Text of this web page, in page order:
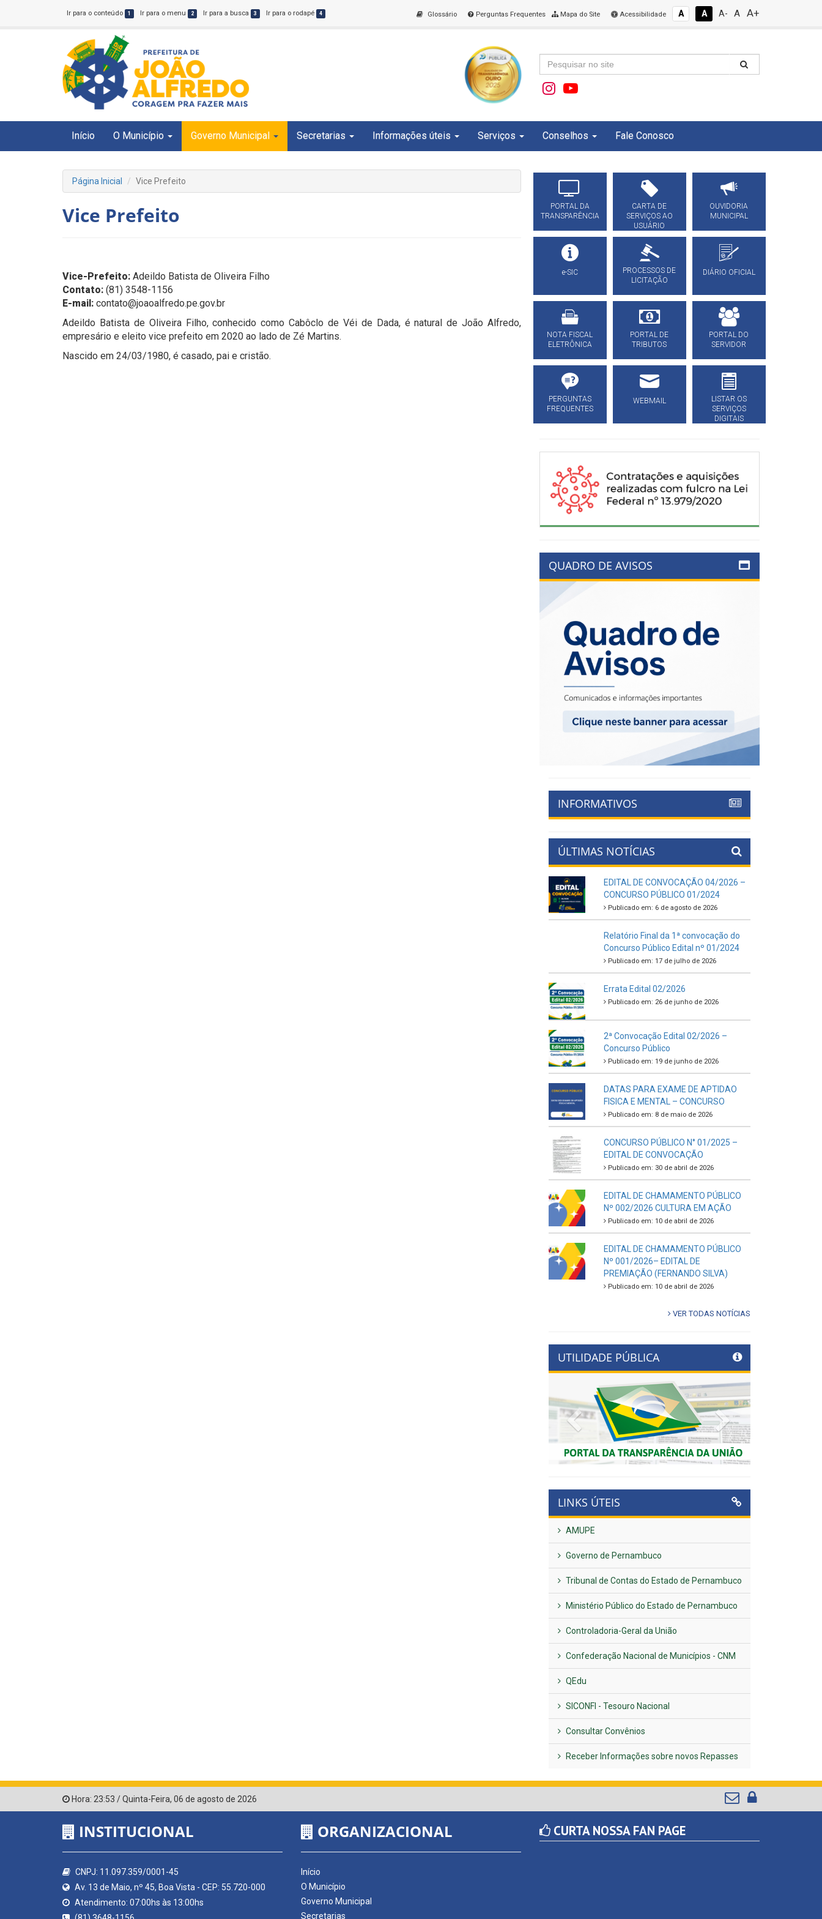
Ir para o conteúdo 1 Ir para o menu 2 Ir para a busca 3 Ir para o rodapé 4 Glossário Perguntas Frequentes Mapa do Site Acessibilidade A A A- A A+
Início O Município Governo Municipal Secretarias Informações úteis Serviços Conselhos Fale Conosco
Página Inicial Vice Prefeito
Vice Prefeito
Vice-Prefeito: Adeildo Batista de Oliveira Filho
Contato: (81) 3548-1156
E-mail: contato@joaoalfredo.pe.gov.br
Adeildo Batista de Oliveira Filho, conhecido como Cabôclo de Véi de Dada, é natural de João Alfredo,
empresário e eleito vice prefeito em 2020 ao lado de Zé Martins.
Nascido em 24/03/1980, é casado, pai e cristão.
PORTAL DA
TRANSPARÊNCIA
CARTA DE
SERVIÇOS AO
USUÁRIO
OUVIDORIA
MUNICIPAL
e-SIC
PROCESSOS DE
LICITAÇÃO
DIÁRIO OFICIAL
NOTA FISCAL
ELETRÔNICA
PORTAL DE
TRIBUTOS
PORTAL DO
SERVIDOR
PERGUNTAS
FREQUENTES
WEBMAIL
LISTAR OS
SERVIÇOS
DIGITAIS
QUADRO DE AVISOS
INFORMATIVOS
ÚLTIMAS NOTÍCIAS
EDITAL DE CONVOCAÇÃO 04/2026 –
CONCURSO PÚBLICO 01/2024
Publicado em: 6 de agosto de 2026
Relatório Final da 1ª convocação do
Concurso Público Edital nº 01/2024
Publicado em: 17 de julho de 2026
Errata Edital 02/2026
Publicado em: 26 de junho de 2026
2ª Convocação Edital 02/2026 –
Concurso Público
Publicado em: 19 de junho de 2026
DATAS PARA EXAME DE APTIDAO
FISICA E MENTAL – CONCURSO
Publicado em: 8 de maio de 2026
CONCURSO PÚBLICO N° 01/2025 –
EDITAL DE CONVOCAÇÃO
Publicado em: 30 de abril de 2026
EDITAL DE CHAMAMENTO PÚBLICO
Nº 002/2026 CULTURA EM AÇÃO
Publicado em: 10 de abril de 2026
EDITAL DE CHAMAMENTO PÚBLICO
Nº 001/2026– EDITAL DE
PREMIAÇÃO (FERNANDO SILVA)
Publicado em: 10 de abril de 2026
VER TODAS NOTÍCIAS
UTILIDADE PÚBLICA
Previous Next
LINKS ÚTEIS
AMUPE
Governo de Pernambuco
Tribunal de Contas do Estado de Pernambuco
Ministério Público do Estado de Pernambuco
Controladoria-Geral da União
Confederação Nacional de Municípios - CNM
QEdu
SICONFI - Tesouro Nacional
Consultar Convênios
Receber Informações sobre novos Repasses
Hora: 23:53 /Quinta-Feira, 06 de agosto de 2026
INSTITUCIONAL
CNPJ: 11.097.359/0001-45
Av. 13 de Maio, nº 45, Boa Vista - CEP: 55.720-000
Atendimento: 07:00hs às 13:00hs
ORGANIZACIONAL
Início
O Município
Governo Municipal
Secretarias
CURTA NOSSA FAN PAGE